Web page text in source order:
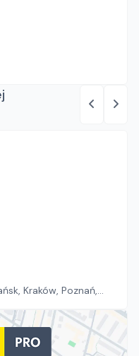
Kraków, Poznań,
Zielona Góra